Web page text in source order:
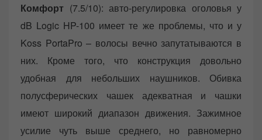
Комфорт (7.5/10): авто-регулировка оголовья у
dB Logic HP-100 имеет те же проблемы, что и у
Koss PortaPro – волосы вечно запутатываются в
них. Кроме того, что конструкция довольно
удобная для небольших наушников. Обивка
полусферических чашек адекватная и чашки
имеют широкий диапазон движения. Зажимное
усилие чуть выше среднего, но равномерно